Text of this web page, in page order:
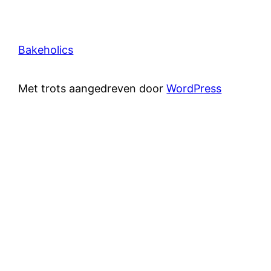
Bakeholics
Met trots aangedreven doorWordPress